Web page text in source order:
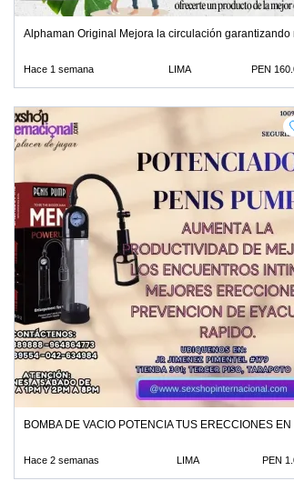
Alphaman Original Mejora la circulación garantizando
Hace 1 semana LIMA PEN
BOMBA DE VACIO POTENCIA TUS ERECCIONES
Hace 2 semanas LIMA PEN